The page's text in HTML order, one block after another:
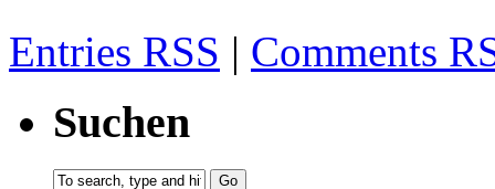
Entries RSS | Comments
Suchen